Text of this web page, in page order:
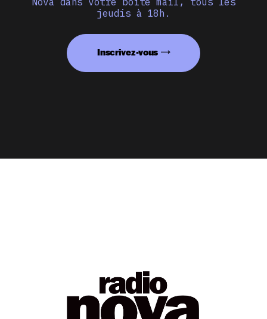
jeudis à 18h.
Inscrivez-vous